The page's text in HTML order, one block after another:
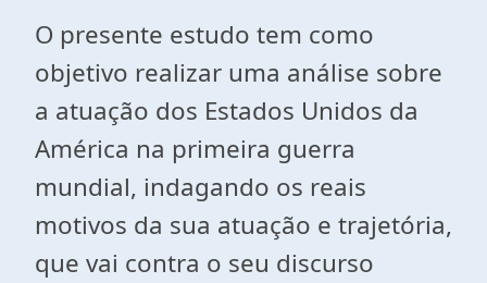
O presente estudo tem como
objetivo realizar uma análise sobre
a atuação dos Estados Unidos da
América na primeira guerra
mundial, indagando os reais
motivos da sua atuação e trajetória,
que vai contra o seu discurso